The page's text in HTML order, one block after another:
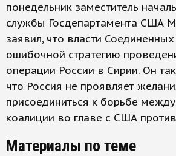
понедельник заместитель
службы Госдепартамента США
заявил, что власти
ошибочной стратегию
операции России в Сирии. Он
что Россия не проявляет
присоединиться к борьбе
коалиции во главе с США
Материалы по теме